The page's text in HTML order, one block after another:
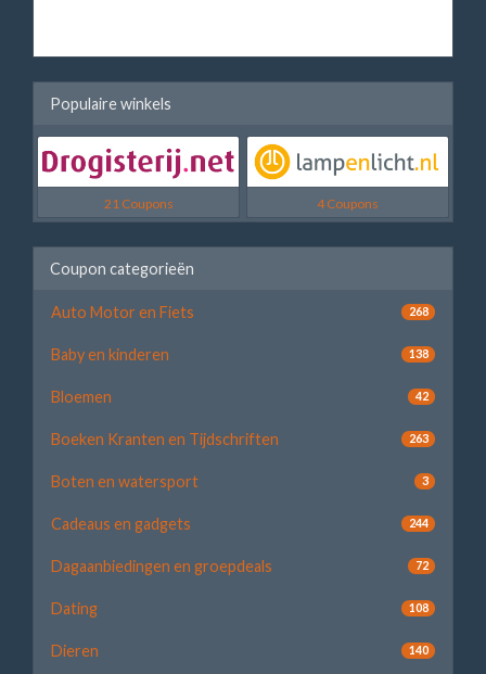
Populaire winkels
21 Coupons 4 Coupons
Coupon categorieën
Auto Motor en Fiets 268
Baby en kinderen 138
Bloemen 42
Boeken Kranten en Tijdschriften 263
Boten en watersport 3
Cadeaus en gadgets 244
Dagaanbiedingen en groepdeals 72
Dating 108
Dieren 140